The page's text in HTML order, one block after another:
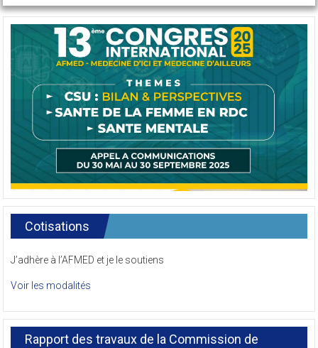
Cotisations
J’adhère à l’AFMED et je le soutiens
Voir les modalités
Rapport des travaux de la Commission de